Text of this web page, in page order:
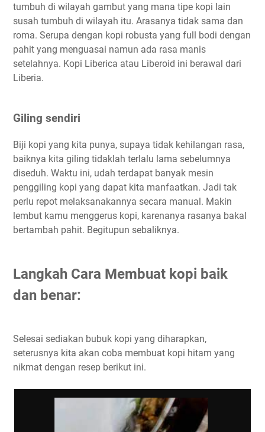
tumbuh di wilayah gambut yang mana tipe kopi lain
susah tumbuh di wilayah itu. Arasanya tidak sama dan
roma. Serupa dengan kopi robusta yang full bodi dengan
pahit yang menguasai namun ada rasa manis
setelahnya. Kopi Liberica atau Liberoid ini berawal dari
Liberia.
Giling sendiri
Biji kopi yang kita punya, supaya tidak kehilangan rasa,
baiknya kita giling tidaklah terlalu lama sebelumnya
diseduh. Waktu ini, udah terdapat banyak mesin
penggiling kopi yang dapat kita manfaatkan. Jadi tak
perlu repot melaksanakannya secara manual. Makin
lembut kamu menggerus kopi, karenanya rasanya bakal
bertambah pahit. Begitupun sebaliknya.
Langkah Cara Membuat kopi baik
dan benar:
Selesai sediakan bubuk kopi yang diharapkan,
seterusnya kita akan coba membuat kopi hitam yang
nikmat dengan resep berikut ini.